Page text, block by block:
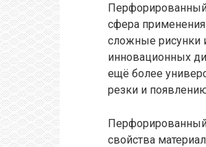
сфера
сложные рисунки
инновационных
ещё более
резки и
Перфорированный
свойства